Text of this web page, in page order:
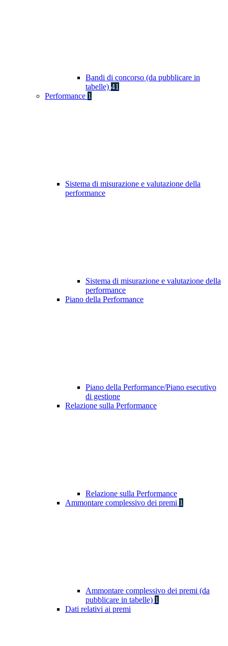
Bandi di concorso (da pubblicare in
tabelle) 41
Performance 1
Sistema di misurazione e valutazione della
performance
Sistema di misurazione e valutazione della
performance
Piano della Performance
Piano della Performance/Piano esecutivo
di gestione
Relazione sulla Performance
Relazione sulla Performance
Ammontare complessivo dei premi 1
Ammontare complessivo dei premi (da
pubblicare in tabelle) 1
Dati relativi ai premi